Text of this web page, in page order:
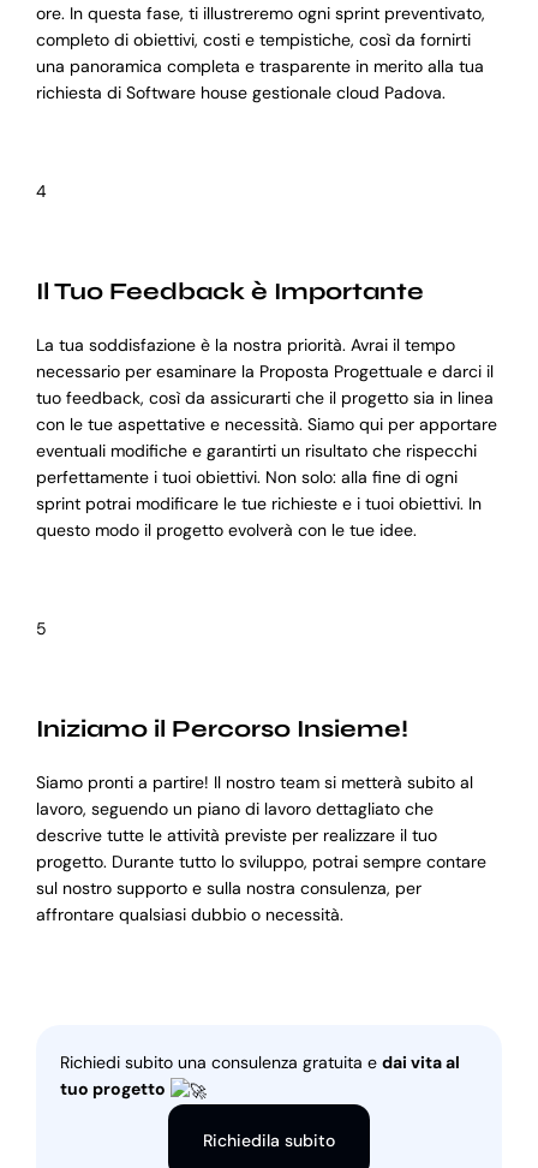
ore. In questa fase, ti illustreremo ogni sprint preventivato,
completo di obiettivi, costi e tempistiche, così da fornirti
una panoramica completa e trasparente in merito alla tua
richiesta di Software house gestionale cloud Padova.
4
Il Tuo Feedback è Importante
La tua soddisfazione è la nostra priorità. Avrai il tempo
necessario per esaminare la Proposta Progettuale e darci il
tuo feedback, così da assicurarti che il progetto sia in linea
con le tue aspettative e necessità. Siamo qui per apportare
eventuali modifiche e garantirti un risultato che rispecchi
perfettamente i tuoi obiettivi. Non solo: alla fine di ogni
sprint potrai modificare le tue richieste e i tuoi obiettivi. In
questo modo il progetto evolverà con le tue idee.
5
Iniziamo il Percorso Insieme!
Siamo pronti a partire! Il nostro team si metterà subito al
lavoro, seguendo un piano di lavoro dettagliato che
descrive tutte le attività previste per realizzare il tuo
progetto. Durante tutto lo sviluppo, potrai sempre contare
sul nostro supporto e sulla nostra consulenza, per
affrontare qualsiasi dubbio o necessità.
Richiedi subito una consulenza gratuita e dai vita al
tuo progetto
Richiedila subito